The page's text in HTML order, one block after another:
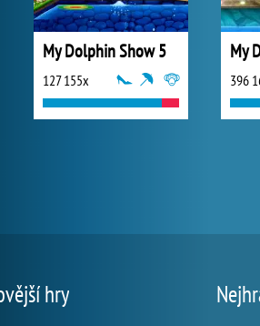
My Dolphin Show 5
127 155x
My
396
hry